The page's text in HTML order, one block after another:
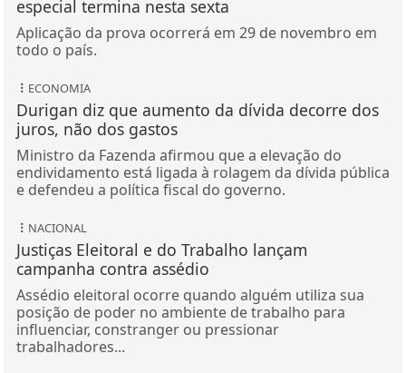
especial termina nesta sexta
Aplicação da prova ocorrerá em 29 de novembro em
todo o país.
ECONOMIA
Durigan diz que aumento da dívida decorre dos
juros, não dos gastos
Ministro da Fazenda afirmou que a elevação do
endividamento está ligada à rolagem da dívida pública
e defendeu a política fiscal do governo.
NACIONAL
Justiças Eleitoral e do Trabalho lançam
campanha contra assédio
Assédio eleitoral ocorre quando alguém utiliza sua
posição de poder no ambiente de trabalho para
influenciar, constranger ou pressionar
trabalhadores...